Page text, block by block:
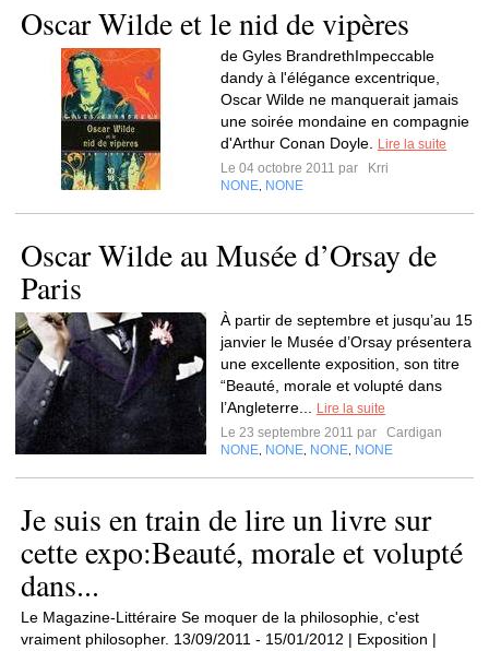
Oscar Wilde et le nid de vipères
de Gyles BrandrethImpeccable
dandy à l'élégance excentrique,
Oscar Wilde ne manquerait jamais
une soirée mondaine en compagnie
d'Arthur Conan Doyle.
Lire la suite
Le 04 octobre 2011 par
Krri
NONE NONE
Oscar Wilde au Musée d’Orsay de
Paris
À partir de septembre et jusqu’au 15
janvier le Musée d’Orsay présentera
une excellente exposition, son titre
“Beauté, morale et volupté dans
l’Angleterre...
Lire la suite
Le 23 septembre 2011 par
Cardigan
NONE NONE NONE NONE
Je suis en train de lire un livre sur
cette expo:Beauté, morale et volupté
dans...
Le Magazine-Littéraire Se moquer de la philosophie, c'est
vraiment philosopher. 13/09/2011 - 15/01/2012 | Exposition |